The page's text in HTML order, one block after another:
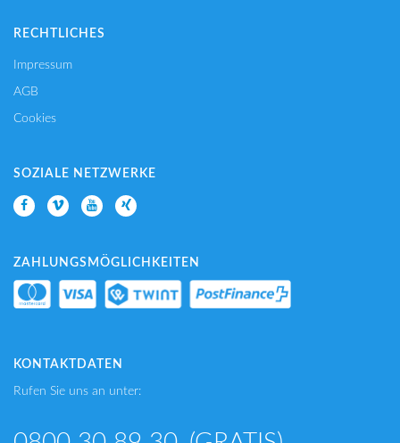
RECHTLICHES
Impressum
AGB
Cookies
SOZIALE NETZWERKE
ZAHLUNGSMÖGLICHKEITEN
KONTAKTDATEN
Rufen Sie uns an unter: